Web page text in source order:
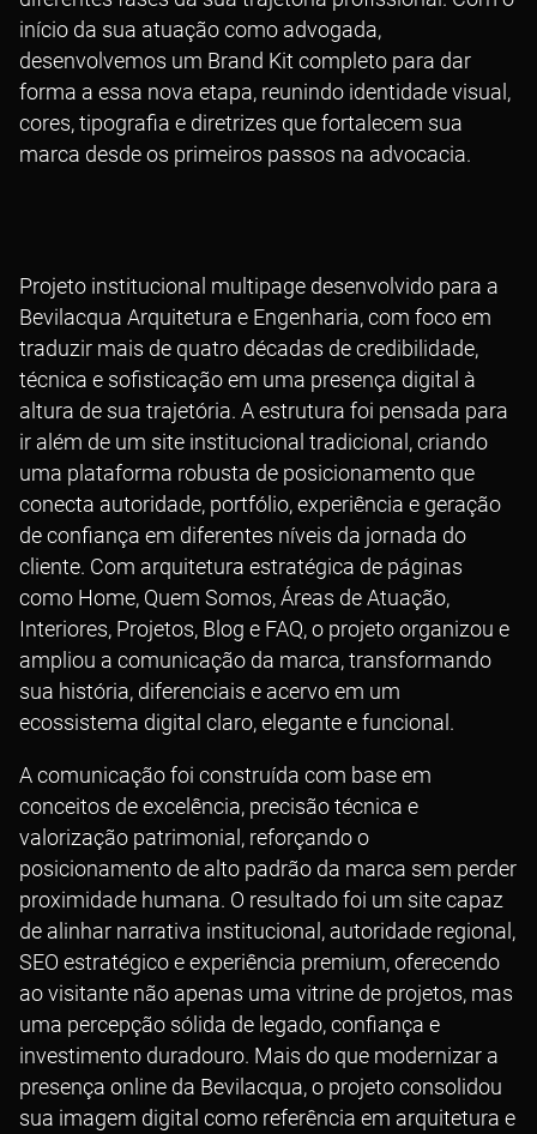
início da sua atuação como advogada,
desenvolvemos um Brand Kit completo para dar
forma a essa nova etapa, reunindo identidade visual,
cores, tipografia e diretrizes que fortalecem sua
marca desde os primeiros passos na advocacia.
Projeto institucional multipage desenvolvido para a
Bevilacqua Arquitetura e Engenharia, com foco em
traduzir mais de quatro décadas de credibilidade,
técnica e sofisticação em uma presença digital à
altura de sua trajetória. A estrutura foi pensada para
ir além de um site institucional tradicional, criando
uma plataforma robusta de posicionamento que
conecta autoridade, portfólio, experiência e geração
de confiança em diferentes níveis da jornada do
cliente. Com arquitetura estratégica de páginas
como Home, Quem Somos, Áreas de Atuação,
Interiores, Projetos, Blog e FAQ, o projeto organizou e
ampliou a comunicação da marca, transformando
sua história, diferenciais e acervo em um
ecossistema digital claro, elegante e funcional.
A comunicação foi construída com base em
conceitos de excelência, precisão técnica e
valorização patrimonial, reforçando o
posicionamento de alto padrão da marca sem perder
proximidade humana. O resultado foi um site capaz
de alinhar narrativa institucional, autoridade regional,
SEO estratégico e experiência premium, oferecendo
ao visitante não apenas uma vitrine de projetos, mas
uma percepção sólida de legado, confiança e
investimento duradouro. Mais do que modernizar a
presença online da Bevilacqua, o projeto consolidou
sua imagem digital como referência em arquitetura e